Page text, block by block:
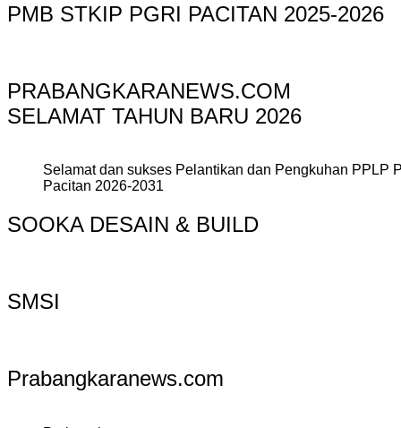
PMB STKIP PGRI PACITAN 2025-2026
PRABANGKARANEWS.COM
SELAMAT TAHUN BARU 2026
Selamat dan sukses Pelantikan dan Pengkuhan PPLP
Pacitan 2026-2031
SOOKA DESAIN & BUILD
SMSI
Prabangkaranews.com